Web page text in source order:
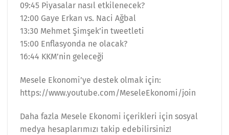
09:45 Piyasalar nasıl etkilenecek?
12:00 Gaye Erkan vs. Naci Ağbal
13:30 Mehmet Şimşek’in tweetleti
15:00 Enflasyonda ne olacak?
16:44 KKM’nin geleceği
Mesele Ekonomi’ye destek olmak için:
https://www.youtube.com/MeseleEkonomi/join
Daha fazla Mesele Ekonomi içerikleri için sosyal
medya hesaplarımızı takip edebilirsiniz!